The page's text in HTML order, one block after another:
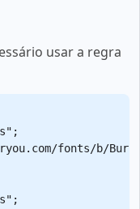
usar a regra
fonts/b/